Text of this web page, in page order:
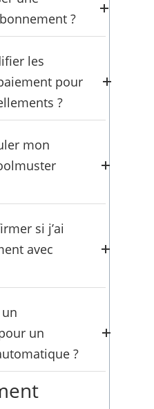
pour gérer
et y
?
par étape
une
pour un
les
pour
?
de
sécurisée afin
de
sans
mon
pour
si j’ai
avec
annulation
traitée avec
de vérification
un
?
pour